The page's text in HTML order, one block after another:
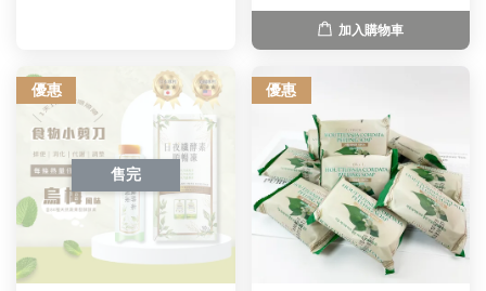
加入購物車
優惠
售完
優惠